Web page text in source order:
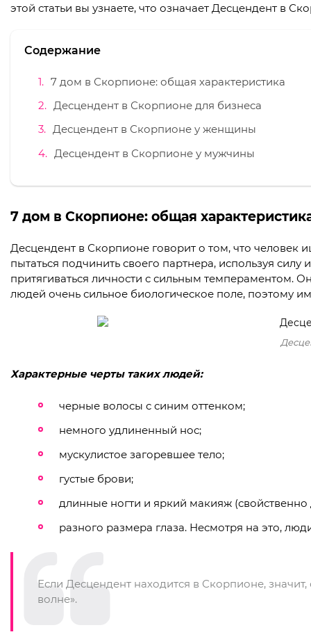
этой статьи вы узнаете, что означает Десцендент в
Содержание
7 дом в Скорпионе: общая характеристика
Десцендент в Скорпионе для бизнеса
Десцендент в Скорпионе у женщины
Десцендент в Скорпионе у мужчины
7 дом в Скорпионе: общая
Десцендент в Скорпионе говорит о том, что человек
пытаться подчинить своего партнера, используя
притягиваться личности с сильным темпераментом.
людей очень сильное биологическое поле, поэтому
Характерные черты таких людей:
черные волосы с синим оттенком;
немного удлиненный нос;
мускулистое загоревшее тело;
густые брови;
длинные ногти и яркий макияж
разного размера глаза. Несмотря на это,
Если Десцендент находится в Скорпионе,
волне».